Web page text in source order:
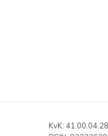
KvK: 41.00.04.28